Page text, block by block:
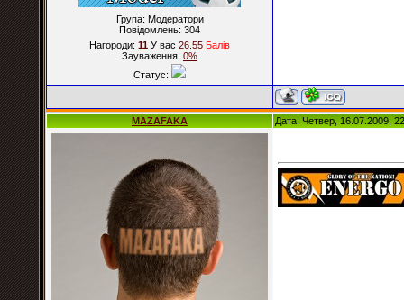
Група: Модератори
Повідомлень: 304
Нагороди: 11 У вас 26.55 Балiв
Зауваження: 0%
Статус:
MAZAFAKA Дата: Четвер, 16.07.2009,